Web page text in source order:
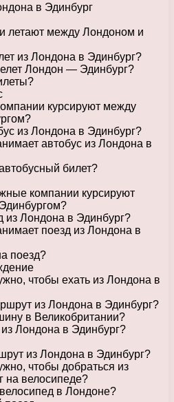
в Эдинбург
летают между Лондоном и
из Лондона в Эдинбург?
Лондон — Эдинбург?
курсируют между
из Лондона в Эдинбург?
автобус из Лондона в
билет?
компании курсируют
из Лондона в Эдинбург?
поезд из Лондона в
поезд?
чтобы ехать из Лондона в
из Лондона в Эдинбург?
в Великобритании?
Лондона в Эдинбург?
из Лондона в Эдинбург?
чтобы добраться из
на велосипеде?
в Лондоне?